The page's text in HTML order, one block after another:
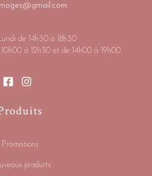
de 14h30 à 18h30
à 12h30 et de 14h00 à 19h00.
Promotions
produits